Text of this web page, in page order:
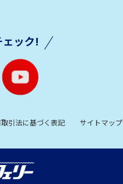
ック!
引法に基づく表記 サイトマップ